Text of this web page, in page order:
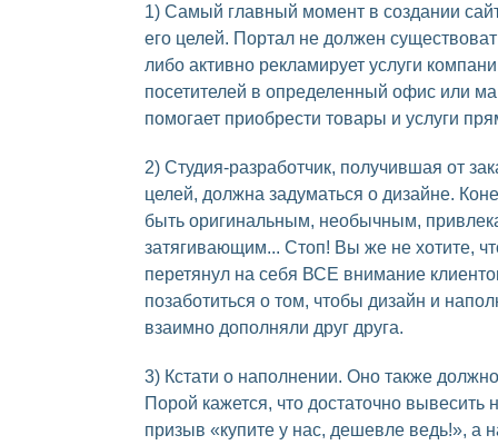
1) Самый главный момент в создании
его целей. Портал не должен
либо активно рекламирует услуги
посетителей в определенный офис или
помогает приобрести товары и услуги
2) Студия-разработчик, получившая от
целей, должна задуматься о дизайне.
быть оригинальным, необычным,
затягивающим... Стоп! Вы же не хотите,
перетянул на себя ВСЕ внимание
позаботиться о том, чтобы дизайн и
взаимно дополняли друг друга.
3) Кстати о наполнении. Оно также
Порой кажется, что достаточно вывесить
призыв «купите у нас, дешевле ведь!», а